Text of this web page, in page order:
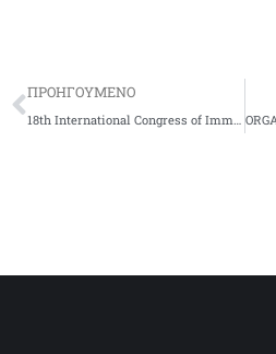
ΠΡΟΗΓΟΥΜΕΝΟ